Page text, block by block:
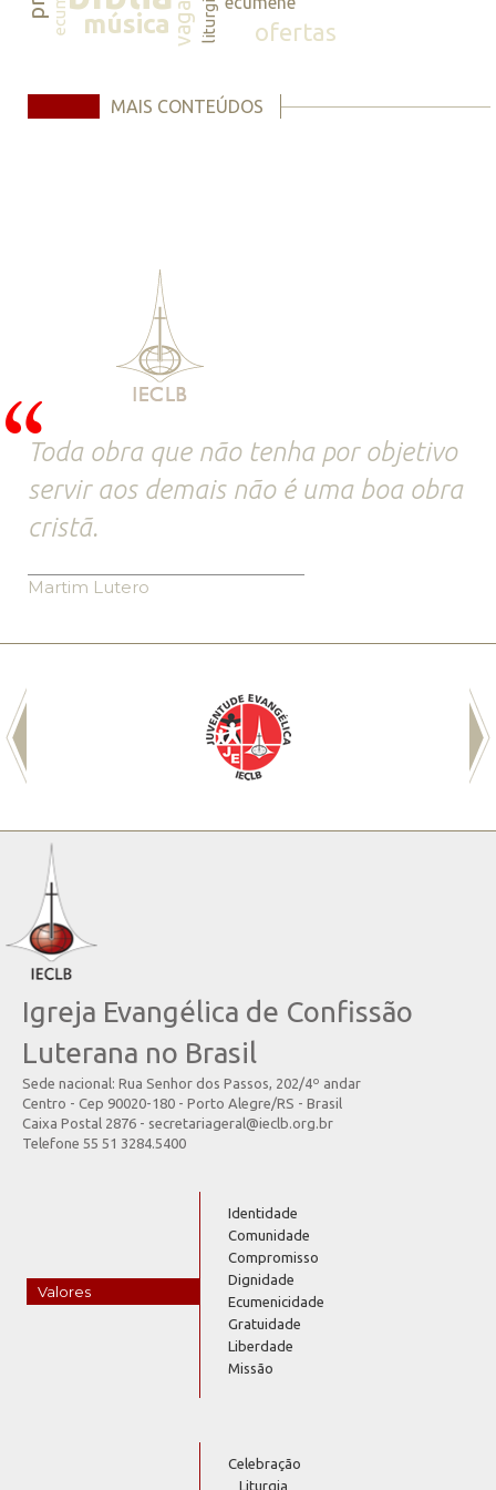
músicavagasliturgia ofertas
MAIS CONTEÚDOS
Toda obra que não tenha por objetivo
servir aos demais não é uma boa obra
cristã.
Martim Lutero
Igreja Evangélica de Confissão
Luterana no Brasil
Sede nacional: Rua Senhor dos Passos, 202/4º andar
Centro - Cep 90020-180 - Porto Alegre/RS - Brasil
Caixa Postal 2876 - secretariageral@ieclb.org.br
Telefone 55 51 3284.5400
Valores
Identidade
Comunidade
Compromisso
Dignidade
Ecumenicidade
Gratuidade
Liberdade
Missão
Celebração
Liturgia